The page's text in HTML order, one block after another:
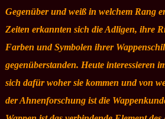
Gegenüber und weiß in welchem Rang
Zeiten erkannten sich die Adligen, ihre
Farben und Symbolen ihrer
gegenüberstanden. Heute interessieren
sich dafür woher sie kommen und von
der Ahnenforschung ist die